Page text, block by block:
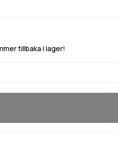
tillbaka i lager!